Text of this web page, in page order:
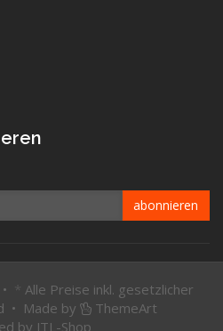
abonnieren
* Alle Preise inkl. gesetzlicher
• Made by
ThemeArt
by JTL-Shop